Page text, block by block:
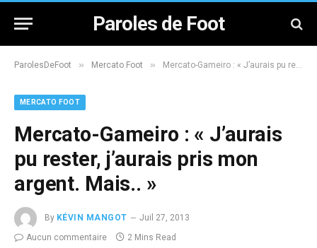
Paroles de Foot
ParolesDeFoot » Mercato Foot » Mercato-Gameiro : « J’aurais pu rester, j’aurais pris mon argent. Mais.. »
MERCATO FOOT
Mercato-Gameiro : « J’aurais
pu rester, j’aurais pris mon
argent. Mais.. »
By KÉVIN MANGOT
Juil 27, 2013
Aucun commentaire
2 Mins Read